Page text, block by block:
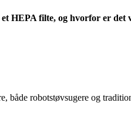
HEPA filte, og hvorfor er det
både robotstøvsugere og